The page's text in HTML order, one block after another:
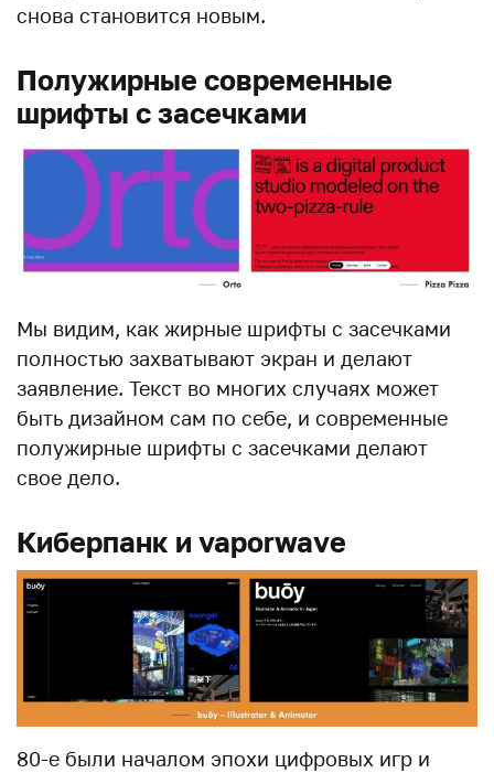
снова становится новым.
Полужирные современные
шрифты с засечками
Мы видим, как жирные шрифты с засечками
полностью захватывают экран и делают
заявление. Текст во многих случаях может
быть дизайном сам по себе, и современные
полужирные шрифты с засечками делают
свое дело.
Киберпанк и vaporwave
80-е были началом эпохи цифровых игр и